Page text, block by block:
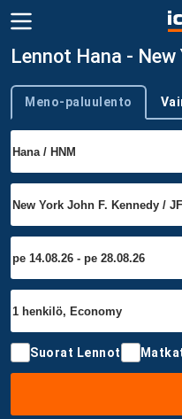
Lennot Hana - New
Trip type
Meno-paluulento
Suorat Lennot